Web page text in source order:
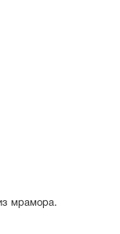
мрамора.